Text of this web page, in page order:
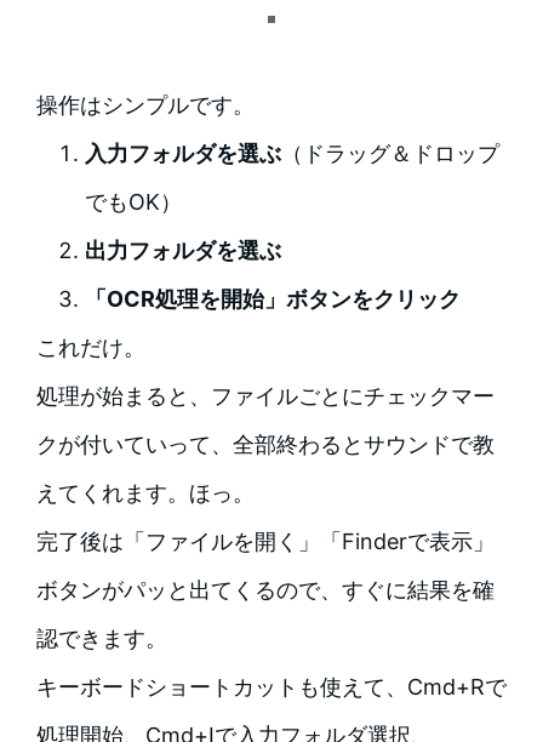
操作はシンプルです。
入力フォルダを選ぶ（ドラッグ＆ドロップ
でもOK）
出力フォルダを選ぶ
「OCR処理を開始」ボタンをクリック
これだけ。
処理が始まると、ファイルごとにチェックマー
クが付いていって、全部終わるとサウンドで教
えてくれます。ほっ。
完了後は「ファイルを開く」「Finderで表示」
ボタンがパッと出てくるので、すぐに結果を確
認できます。
キーボードショートカットも使えて、Cmd+Rで
処理開始、Cmd+Iで入力フォルダ選択、